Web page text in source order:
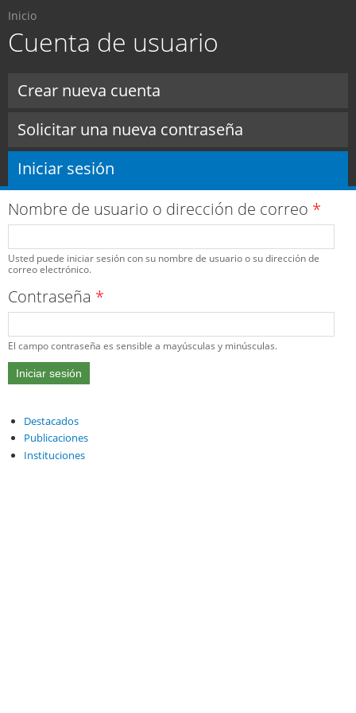
principal
Usted está aquí
Inicio
Cuenta de usuario
Crear nueva cuenta
Solicitar una nueva contraseña
Iniciar sesión
Nombre de usuario o dirección de correo *
Usted puede iniciar sesión con su nombre de usuario o su dirección de
correo electrónico.
Contraseña *
El campo contraseña es sensible a mayúsculas y minúsculas.
Destacados
Publicaciones
Instituciones